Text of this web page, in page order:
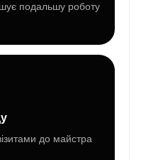
подальшу роботу
до майстра